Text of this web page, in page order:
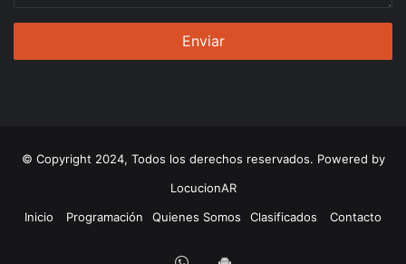
© Copyright 2024, Todos los derechos reservados. Powered by
LocucionAR
Inicio
Programación Quienes Somos Clasificados Contacto